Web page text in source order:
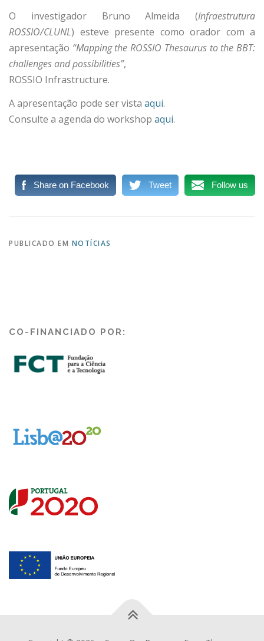
O investigador Bruno Almeida (Infraestrutura
ROSSIO/CLUNL) esteve presente como orador com a
apresentação “Mapping the ROSSIO Thesaurus to the BBT:
challenges and possibilities”,
ROSSIO Infrastructure.
A apresentação pode ser vista aqui.
Consulte a agenda do workshop aqui.
Share on Facebook Tweet Follow us
PUBLICADO EM NOTÍCIAS
CO-FINANCIADO POR: